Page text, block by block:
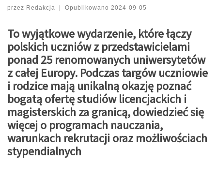
przez Redakcja | Opublikowano 2024-09-05
To wyjątkowe wydarzenie, które łączy
polskich uczniów z przedstawicielami
ponad 25 renomowanych uniwersytetów
z całej Europy. Podczas targów uczniowie
i rodzice mają unikalną okazję poznać
bogatą ofertę studiów licencjackich i
magisterskich za granicą, dowiedzieć się
więcej o programach nauczania,
warunkach rekrutacji oraz możliwościach
stypendialnych